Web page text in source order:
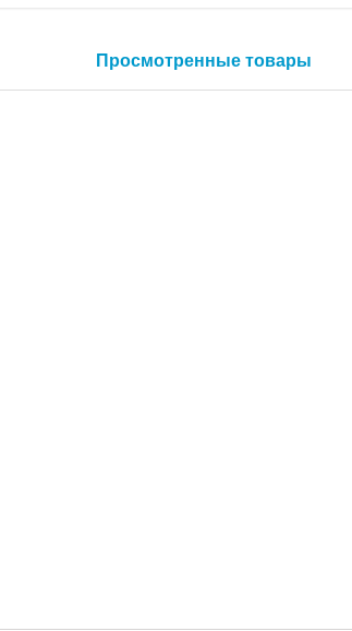
Просмотренные товары